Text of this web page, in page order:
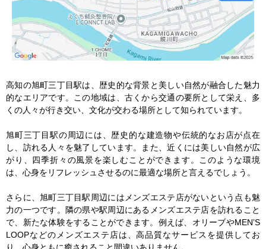
高知の旭町三丁目駅は、歴史的な背景と美しい自然が融合した魅力
的なエリアです。この地域は、古くから交通の要所として栄え、多
くの人々が行き交い、文化が交わる場所として知られています。
旭町三丁目駅の周辺には、歴史的な建造物や伝統的なお店が点在
し、訪れる人々を魅了しています。また、近くには美しい自然が広
がり、四季折々の風景を楽しむことができます。このような環境
は、心身をリフレッシュさせるのに最適な場所と言えるでしょう。
さらに、旭町三丁目駅周辺にはメンズエステ店がないという点も魅
力の一つです。隣の県や駅周辺にあるメンズエステ店を訪れること
で、新たな体験をすることができます。例えば、オリーブやMEN’S
LOOPなどのメンズエステ店は、高品質なサービスを提供してお